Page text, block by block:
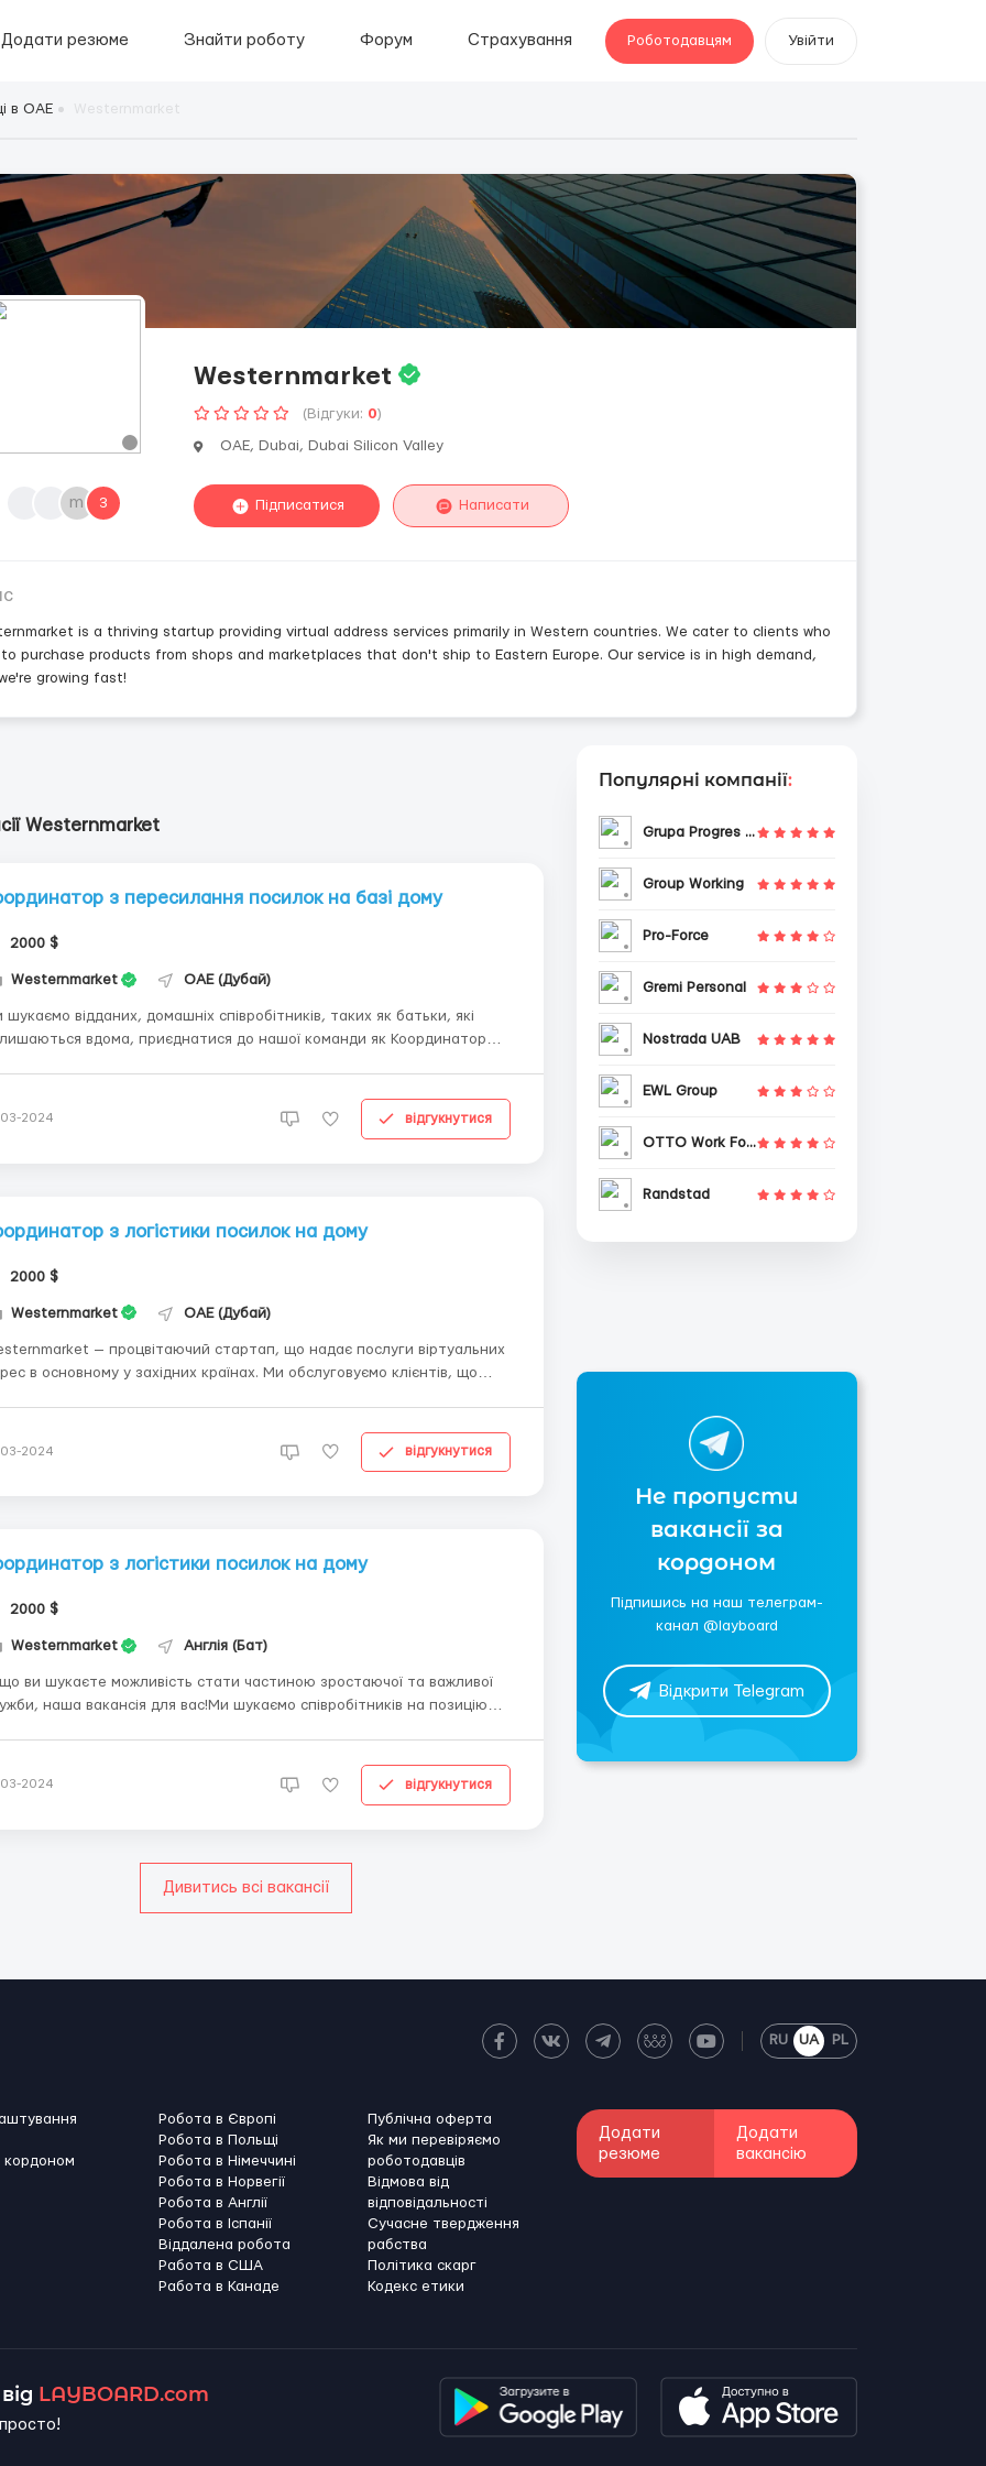
Додати резюме Знайти роботу Форум Страхування Роботодавцям Увійти
в ОАЕ
m 3
Westernmarket
(Відгуки: 0)
ОАЕ, Dubai, Dubai Silicon Valley
Підписатися Написати
is a thriving startup providing virtual address services primarily in Western countries. We cater to clients who
purchase products from shops and marketplaces that don't ship to Eastern Europe. Our service is in high demand,
growing fast!
Westernmarket
з пересилання посилок на базі дому
2000 $
Westernmarket ОАЕ (Дубай)
шукаємо відданих, домашніх співробітників, таких як батьки, які
вдома, приєднатися до нашої команди як Координатори
частини ланцюга постачання. Тіл...
03-2024 відгукнутися
з логістики посилок на дому
2000 $
Westernmarket ОАЕ (Дубай)
— процвітаючий стартап, що надає послуги віртуальних
в основному у західних країнах. Ми обслуговуємо клієнтів, що
03-2024 відгукнутися
з логістики посилок на дому
2000 $
Westernmarket Англія (Бат)
ви шукаєте можливість стати частиною зростаючої та важливої
наша вакансія для вас!Ми шукаємо співробітників на позицію
віртуальної адреси.Обов'язки:Приймати посилки ...
03-2024 відгукнутися
Дивитись всі вакансії
Популярні компанії:
Grupa Progres Sp. z o.o.
Group Working
Pro-Force
Gremi Personal
Nostrada UAB
EWL Group
OTTO Work Force
Randstad
Не пропусти
вакансії за
кордоном
Підпишись на наш телеграм-
канал @layboard
Відкрити Telegram
RU UA PL
Робота в Європі
Робота в Польщі
Робота в Німеччині
Робота в Норвегії
Робота в Англії
Робота в Іспанії
Віддалена робота
Работа в США
Работа в Канадe
Публічна оферта
Як ми перевіряємо
роботодавців
Відмова від
відповідальності
Сучасне твердження
рабства
Політика скарг
Кодекс етики
Додати
резюме
Додати
вакансію
LAYBOARD.com